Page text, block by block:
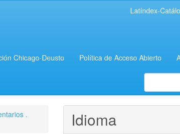
Latíndex-
Chicago-Deusto Política de Acceso Abierto
.
Idioma